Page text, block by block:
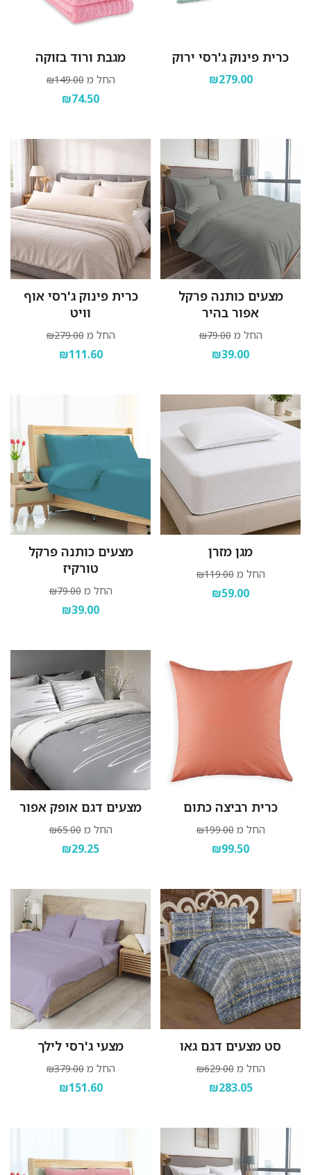
כרית פינוק ג'רסי ירוק
₪279.00
מגבת ורוד בזוקה
החל מ ₪149.00
₪74.50
מצעים כותנה פרקל
אפור בהיר
החל מ ₪79.00
₪39.00
כרית פינוק ג'רסי אוף
וויט
החל מ ₪279.00
₪111.60
מגן מזרן
החל מ ₪119.00
₪59.00
מצעים כותנה פרקל
טורקיז
החל מ ₪79.00
₪39.00
כרית רביצה כתום
החל מ ₪199.00
₪99.50
מצעים דגם אופק אפור
החל מ ₪65.00
₪29.25
סט מצעים דגם גאו
החל מ ₪629.00
₪283.05
מצעי ג'רסי לילך
החל מ ₪379.00
₪151.60